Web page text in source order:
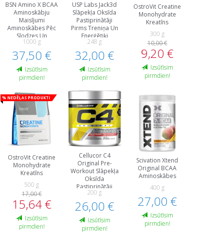
BSN Amino X BCAA
Aminoskābju
Maisījumi
Aminoskābes Pēc
Slodzes Un
Reģenerācija
Treniņa Laikā
1000 g
37,50 €
Izsūtīsim
pirmdien!
USP Labs Jack3d
Slāpekļa Oksīda
Pastiprinātāji
Pirms Treniņa Un
Еnerģētiķi
248 g
32,00 €
Izsūtīsim
pirmdien!
OstroVit Creatine
Monohydrate
Kreatīns
300 g
10,00 €
9,20 €
Izsūtīsim
pirmdien!
% Nedēļas produkti
OstroVit Creatine
Monohydrate
Kreatīns
500 g
17,00 €
15,64 €
Izsūtīsim
pirmdien!
Cellucor C4
Original Pre-
Workout Slāpekļa
Oksīda
Pastiprinātāji
Pirms Treniņa Un
Еnerģētiķi
200 g
26,00 €
Izsūtīsim
pirmdien!
Scivation Xtend
Original BCAA
Aminoskābes
400 g
27,00 €
Izsūtīsim
pirmdien!